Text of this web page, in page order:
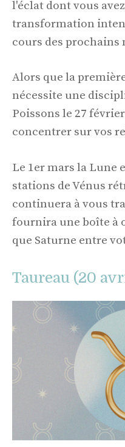
l'éclat dont vous
transformation
cours des prochains
Alors que la
nécessite une
Poissons le 27
concentrer sur vos
Le 1er mars la Lune
stations de Vénus
continuera à vous
fournira une boîte à
que Saturne entre
Taureau (20